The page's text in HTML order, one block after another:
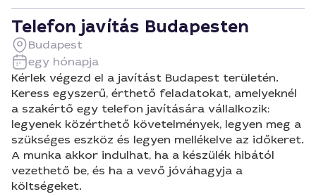
Telefon javítás Budapesten
Budapest
egy hónapja
Kérlek végezd el a javítást Budapest területén.
Keress egyszerű, érthető feladatokat, amelyeknél
a szakértő egy telefon javítására vállalkozik:
legyenek közérthető követelmények, legyen meg a
szükséges eszköz és legyen mellékelve az időkeret.
A munka akkor indulhat, ha a készülék hibától
vezethető be, és ha a vevő jóváhagyja a
költségeket.